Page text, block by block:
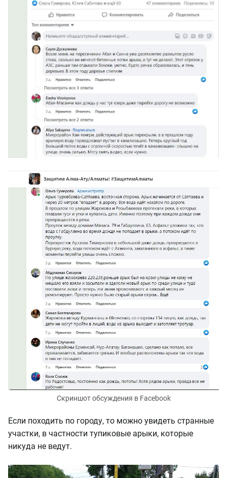
Скриншот обсуждения в Facebook
Если походить по городу, то можно увидеть странные
участки, в частности тупиковые арыки, которые
никуда не ведут.